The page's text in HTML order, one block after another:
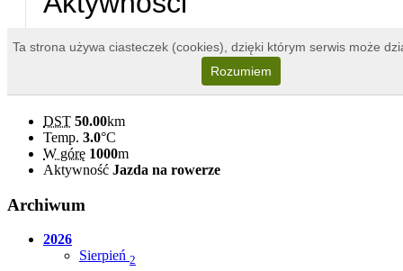
DST 50.00km
Temp. 3.0°C
W górę 1000m
Aktywność Jazda na rowerze
Archiwum
2026
Sierpień 2